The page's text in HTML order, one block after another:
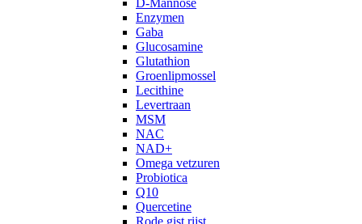
D-Mannose
Enzymen
Gaba
Glucosamine
Glutathion
Groenlipmossel
Lecithine
Levertraan
MSM
NAC
NAD+
Omega vetzuren
Probiotica
Q10
Quercetine
Rode gist rijst